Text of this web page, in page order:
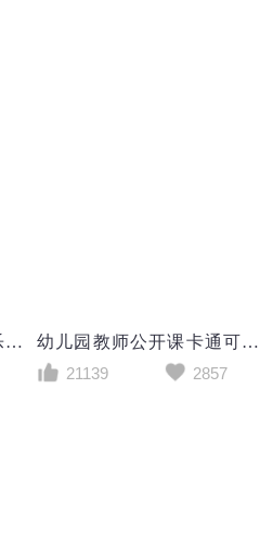
六一儿童节亲子活动欢乐嘉年华PPT模板
幼儿园教师公开课卡通可爱PPT模板
21139
2857